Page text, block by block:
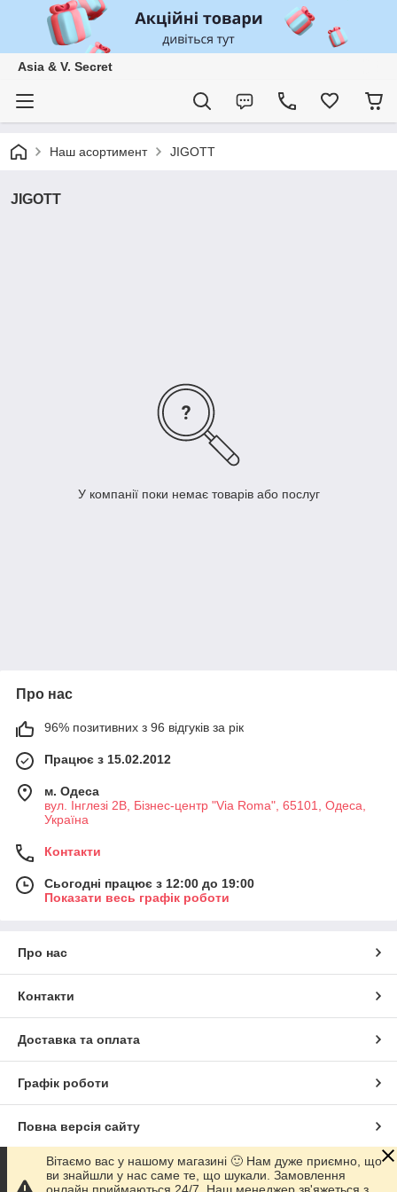
Asia & V. Secret
Наш асортимент JIGOTT
JIGOTT
У компанії поки немає товарів або послуг
Про нас
96% позитивних з 96 відгуків за рік
Працює з 15.02.2012
м. Одеса
вул. Інглезі 2В, Бізнес-центр "Via Roma", 65101, Одеса,
Україна
Контакти
Сьогодні працює з 12:00 до 19:00
Показати весь графік роботи
Про нас
Контакти
Доставка та оплата
Графік роботи
Повна версія сайту
Сайт створено на маркетплейсіProm.ua
Вітаємо вас у нашому магазині 🙂 Нам дуже приємно, що
ви знайшли у нас саме те, що шукали. Замовлення